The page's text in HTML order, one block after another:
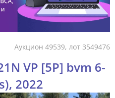
Аукцион 49539, лот 3549476
VP [5P] bvm 6-
2022